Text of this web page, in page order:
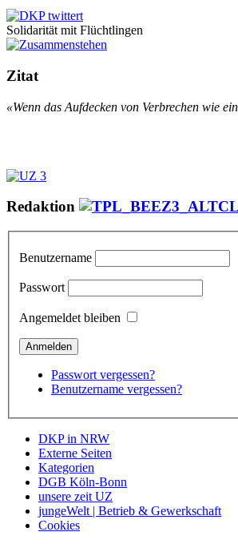
Solidarität mit Flüchtlingen
Zitat
«Wenn das Aufdecken von Verbrechen wie
Redaktion
Benutzername
Passwort
Angemeldet bleiben
Passwort vergessen?
Benutzername vergessen?
DKP in NRW
Externe Seiten
Kategorien
DGB Köln-Bonn
unsere zeit UZ
jungeWelt | Betrieb & Gewerkschaft
Cookies